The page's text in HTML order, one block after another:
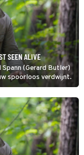
SEEN ALIVE
(Gerard Butler)
spoorloos verdwijnt.